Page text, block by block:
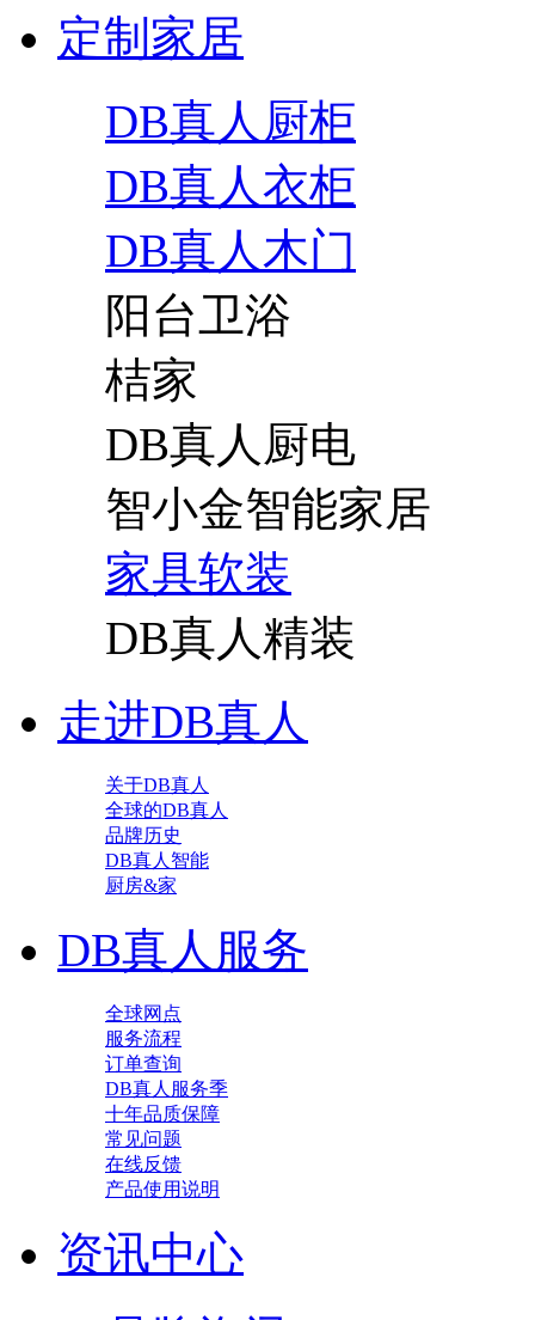
定制家居
DB真人厨柜
DB真人衣柜
DB真人木门
阳台卫浴
桔家
DB真人厨电
智小金智能家居
家具软装
DB真人精装
走进DB真人
关于DB真人
全球的DB真人
品牌历史
DB真人智能
厨房&家
DB真人服务
全球网点
服务流程
订单查询
DB真人服务季
十年品质保障
常见问题
在线反馈
产品使用说明
资讯中心